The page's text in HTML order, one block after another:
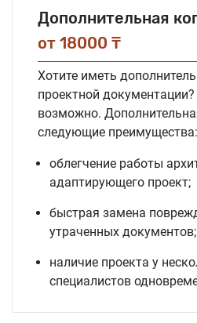
Дополнительная
от 18000 ₸
Хотите иметь
проектной документации?
возможно.
следующие преимущества:
облегчение работы
адаптирующего проект;
быстрая замена
утраченных документов;
наличие проекта у
специалистов